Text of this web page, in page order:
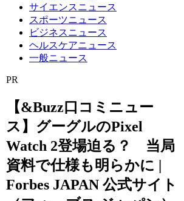
サイエンスニュース
スポーツニュース
ビジネスニュース
ヘルスケアニュース
一般ニュース
PR
【&Buzz口コミニュー
ス】グーグルのPixel
Watch 2登場迫る？ 当局
資料で仕様も明らかに |
Forbes JAPAN 公式サイト